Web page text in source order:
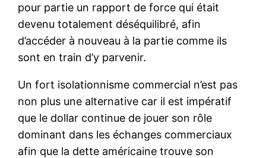
pour partie un rapport de force qui était
devenu totalement déséquilibré, afin
d’accéder à nouveau à la partie comme ils
sont en train d’y parvenir.
Un fort isolationnisme commercial n’est pas
non plus une alternative car il est impératif
que le dollar continue de jouer son rôle
dominant dans les échanges commerciaux
afin que la dette américaine trouve son